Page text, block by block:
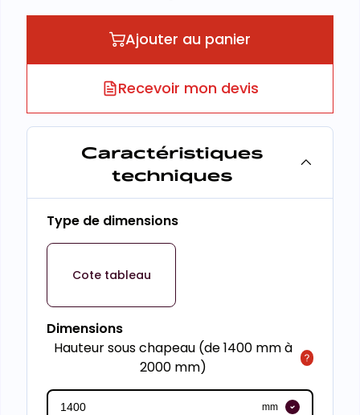
Ajouter au panier
Recevoir mon devis
Caractéristiques
techniques
Type de dimensions
Cote tableau
Dimensions
Hauteur sous chapeau (de 1400 mm à
2000 mm)
mm